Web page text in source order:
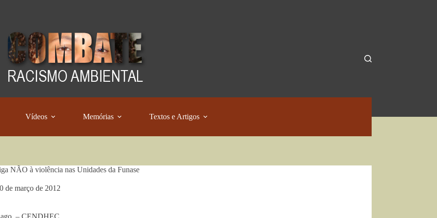
Vídeos Memórias Textos e Artigos
NÃO à violência nas Unidades da Funase
de março de 2012
– CENDHEC